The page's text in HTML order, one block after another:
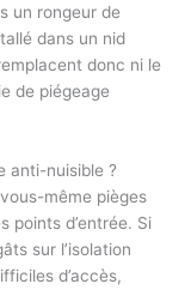
un rongeur de
dans un nid
donc ni le
de piégeage
anti-nuisible ?
même pièges
points d’entrée. Si
sur l’isolation
d’accès,